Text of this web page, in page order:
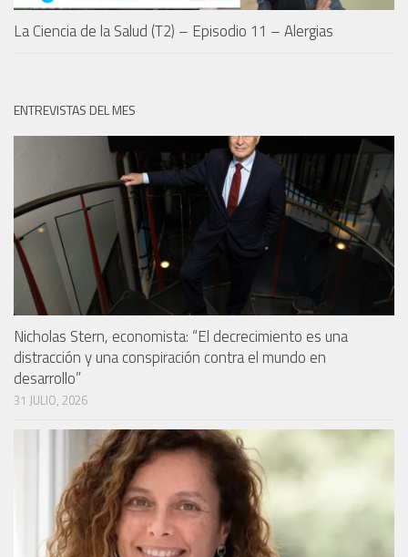
La Ciencia de la Salud (T2) – Episodio 11 – Alergias
ENTREVISTAS DEL MES
Nicholas Stern, economista: “El decrecimiento es una
distracción y una conspiración contra el mundo en
desarrollo”
31 JULIO, 2026